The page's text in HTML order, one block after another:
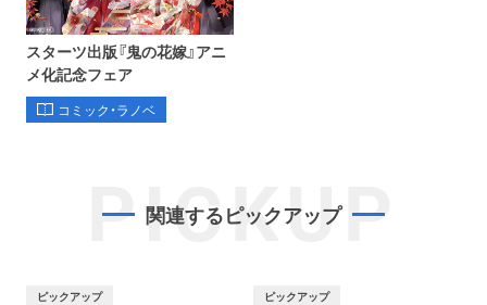
スターツ出版『鬼の花嫁』アニ
メ化記念フェア
コミック・ラノベ
PICKUP
関連するピックアップ
ピックアップ ピックアップ